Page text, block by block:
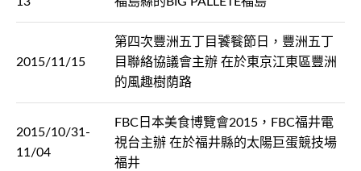
2015/11/15
第四次豐洲五丁目饕餮節日，豐洲五丁
目聯絡協議會主辦 在於東京江東區豐洲
的風趣樹荫路
2015/10/31-
11/04
FBC日本美食博覽會2015，FBC福井電
視台主辦 在於福井縣的太陽巨蛋競技場
福井